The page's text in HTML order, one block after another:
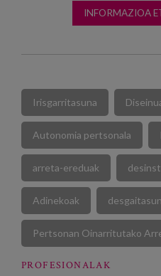
INFORMAZIOA
Irisgarritasuna
Autonomia pertsonala
arreta-ereduak
Adinekoak
Pertsonan Oinarritutako
PROFESIONALAK